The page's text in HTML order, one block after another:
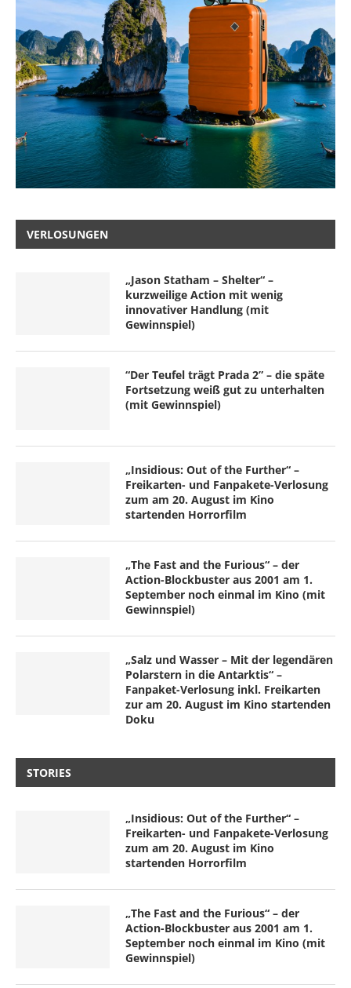
VERLOSUNGEN
„Jason Statham – Shelter“ –
kurzweilige Action mit wenig
innovativer Handlung (mit
Gewinnspiel)
“Der Teufel trägt Prada 2” – die späte
Fortsetzung weiß gut zu unterhalten
(mit Gewinnspiel)
„Insidious: Out of the Further“ –
Freikarten- und Fanpakete-Verlosung
zum am 20. August im Kino
startenden Horrorfilm
„The Fast and the Furious“ – der
Action-Blockbuster aus 2001 am 1.
September noch einmal im Kino (mit
Gewinnspiel)
„Salz und Wasser – Mit der legendären
Polarstern in die Antarktis“ –
Fanpaket-Verlosung inkl. Freikarten
zur am 20. August im Kino startenden
Doku
STORIES
„Insidious: Out of the Further“ –
Freikarten- und Fanpakete-Verlosung
zum am 20. August im Kino
startenden Horrorfilm
„The Fast and the Furious“ – der
Action-Blockbuster aus 2001 am 1.
September noch einmal im Kino (mit
Gewinnspiel)